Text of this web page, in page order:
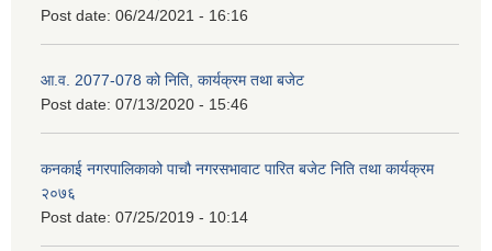
Post date: 06/24/2021 - 16:16
आ.व. 2077-078 को निति, कार्यक्रम तथा बजेट
Post date: 07/13/2020 - 15:46
कनकाई नगरपालिकाको पाचौ नगरसभावाट पारित बजेट निति तथा कार्यक्रम
२०७६
Post date: 07/25/2019 - 10:14